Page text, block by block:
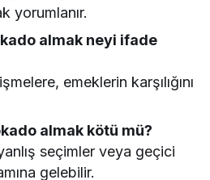
yorumlanır.
almak neyi ifade
emeklerin karşılığını
almak kötü mü?
yanlış seçimler veya geçici
gelebilir.